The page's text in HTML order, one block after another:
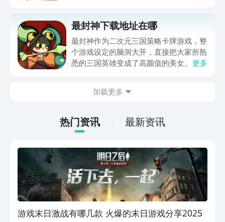
为玩家们带来，通过它就可以体验到超级
畅快的三国冒险，想入坑这一作品的玩家
还请不要错过。
最封神下载地址在哪
最封神作为二次元三国策略卡牌游戏，整
个游戏设定的脑洞大开，直接把大家所熟
悉的三国英雄变成了高颜值的美女。整体
家在体验游戏的时候，如果能够成功的下
面就针对下载地址做相关内容的介绍。
更多
加载更多
热门资讯 最新资讯
游戏末日激战有哪几款 火爆的末日游戏分享2025